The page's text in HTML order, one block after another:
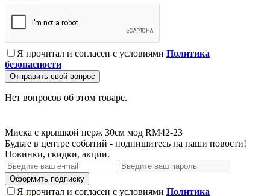
Я прочитал и согласен с условиями Политика
безопасности
Отправить свой вопрос
Нет вопросов об этом товаре.
Миска с крышкой нерж 30см мод RM42-23
Будьте в центре событий - подпишитесь на наши новости!
Новинки, скидки, акции.
Оформить подписку
Я прочитал и согласен с условиями Политика